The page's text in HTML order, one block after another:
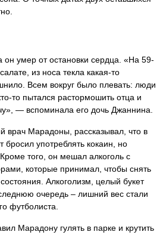
умер от остановки сердца. «На 59-
из носа текла какая-то
Всем вокруг было плевать: люди
то пытался растормошить отца и
— вспоминала его дочь Джаннина.
врач Марадоны, рассказывал, что в
бросил употреблять кокаин, но
того, он мешал алкоголь с
которые принимал, чтобы снять
Алкоголизм, целый букет
очередь – лишний вес стали
футболиста.
Марадону гулять в парке и крутить